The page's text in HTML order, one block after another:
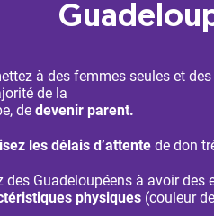
à des femmes seules et
de la
de devenir parent.
les délais d’attentede don
des Guadeloupéens à avoir des
physiques(couleur